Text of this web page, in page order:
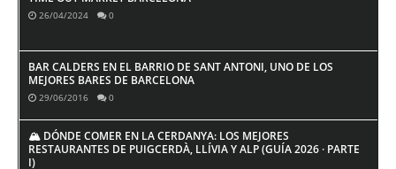
26/04/2024 0
BAR CALDERS EN EL BARRIO DE SANT ANTONI, UNO DE LOS
MEJORES BARES DE BARCELONA
29/06/2016 0
🏔️ DÓNDE COMER EN LA CERDANYA: LOS MEJORES
RESTAURANTES DE PUIGCERDÀ, LLÍVIA Y ALP (GUÍA 2026 · PARTE
I)